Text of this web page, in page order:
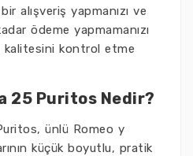
alışveriş yapmanızı ve
ödeme yapmamanızı
kalitesini kontrol etme
25 Puritos Nedir?
ünlü Romeo y
küçük boyutlu, pratik